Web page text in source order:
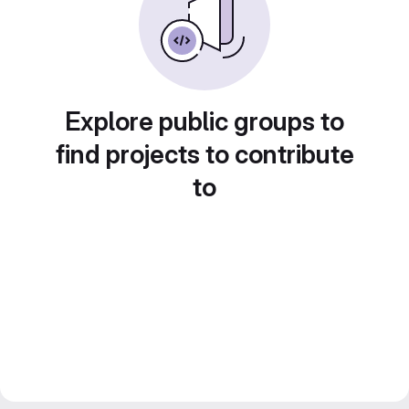
Explore public groups to
find projects to contribute
to